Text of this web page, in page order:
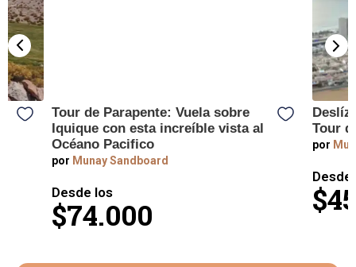
Tour de Parapente: Vuela sobre
Iquique con esta increíble vista al
Océano Pacifico
por Munay Sandboard
Desde los
$74.000
Tour
por
Desde